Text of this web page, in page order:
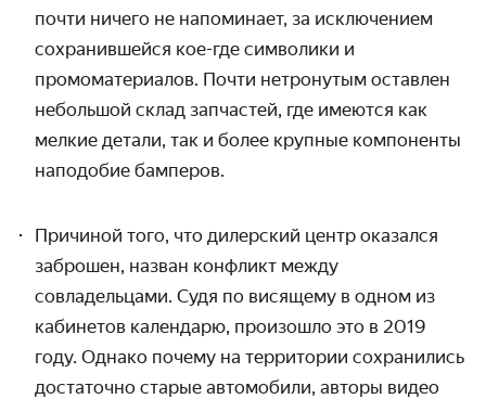
почти ничего не напоминает, за исключением
сохранившейся кое-где символики и
промоматериалов. Почти нетронутым оставлен
небольшой склад запчастей, где имеются как
мелкие детали, так и более крупные компоненты
наподобие бамперов.
Причиной того, что дилерский центр оказался
заброшен, назван конфликт между
совладельцами. Судя по висящему в одном из
кабинетов календарю, произошло это в 2019
году. Однако почему на территории сохранились
достаточно старые автомобили, авторы видео